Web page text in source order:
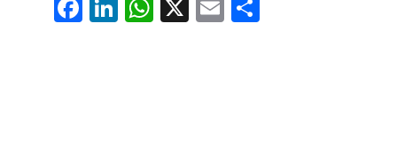
ce nk ha m rt